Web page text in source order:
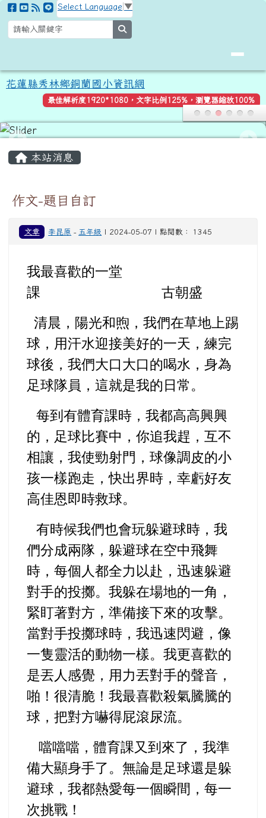
跳至主內容區
花蓮縣秀林鄉銅蘭國小資訊網
Select Language ▼
花蓮縣秀林鄉銅蘭國小資訊網
最佳解析度1920*1080，文字比例125%，瀏覽器縮放100%
本站消息
作文-題目自訂
文章 李昆原 - 五年級 | 2024-05-07 | 點閱數： 1345
我最喜歡的一堂
課 古朝盛
清晨，陽光和煦，我們在草地上踢
球，用汗水迎接美好的一天，練完
球後，我們大口大口的喝水，身為
足球隊員，這就是我的日常。
每到有體育課時，我都高高興興
的，足球比賽中，你追我趕，互不
相讓，我使勁射門，球像調皮的小
孩一樣跑走，快出界時，幸虧好友
高佳恩即時救球。
有時候我們也會玩躲避球時，我
們分成兩隊，躲避球在空中飛舞
時，每個人都全力以赴，迅速躲避
對手的投擲。我躲在場地的一角，
緊盯著對方，準備接下來的攻擊。
當對手投擲球時，我迅速閃避，像
一隻靈活的動物一樣。我更喜歡的
是丟人感覺，用力丟對手的聲音，
啪！很清脆！我最喜歡殺氣騰騰的
球，把對方嚇得屁滾尿流。
噹噹噹，體育課又到來了，我準
備大顯身手了。無論是足球還是躲
避球，我都熱愛每一個瞬間，每一
次挑戰！